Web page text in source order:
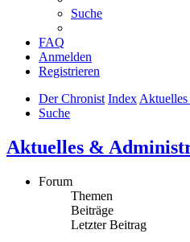
Suche
FAQ
Anmelden
Registrieren
Der Chronist Index
Suche
Aktuelles &
Forum
Themen
Beiträge
Letzter Beitrag